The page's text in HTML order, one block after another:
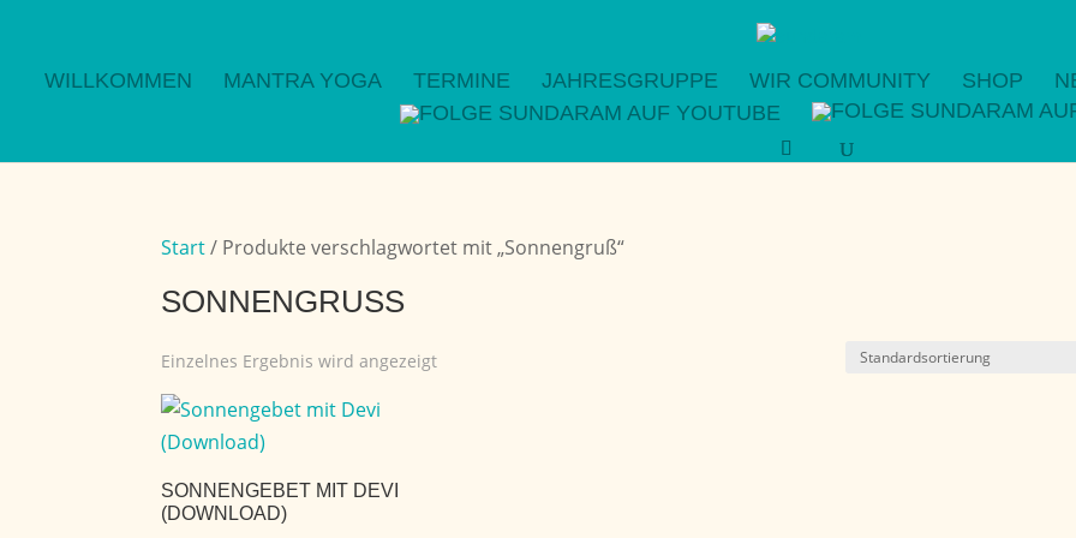
WILLKOMMEN MANTRA YOGA TERMINE JAHRESGRUPPE WIR COMMUNITY SHOP
Start/ Produkte verschlagwortet mit „Sonnengruß“
SONNENGRUSS
Einzelnes Ergebnis wird angezeigt
SONNENGEBET MIT DEVI
(DOWNLOAD)